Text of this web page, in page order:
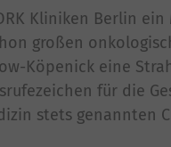
Kliniken Berlin
großen
Köpenick eine
für die
stets genannten